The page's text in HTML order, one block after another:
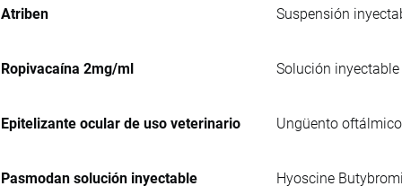
Atriben Suspensión
Ropivacaína 2mg/ml Solución
Epitelizante ocular de uso veterinario Ungüento
Pasmodan solución inyectable Hyoscine